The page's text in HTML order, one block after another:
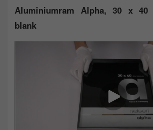
Aluminiumram Alpha, 30 x 40
blank